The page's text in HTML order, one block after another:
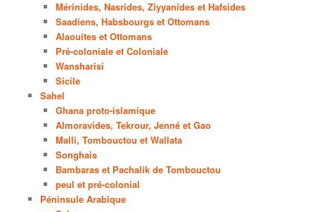
Mérinides, Nasrides, Ziyyanides et Hafsides
Saadiens, Habsbourgs et Ottomans
Alaouites et Ottomans
Pré-coloniale et Coloniale
Wansharisi
Sicile
Sahel
Ghana proto-islamique
Almoravides, Tekrour, Jenné et Gao
Malli, Tombouctou et Wallata
Songhais
Bambaras et Pachalik de Tombouctou
peul et pré-colonial
Péninsule Arabique